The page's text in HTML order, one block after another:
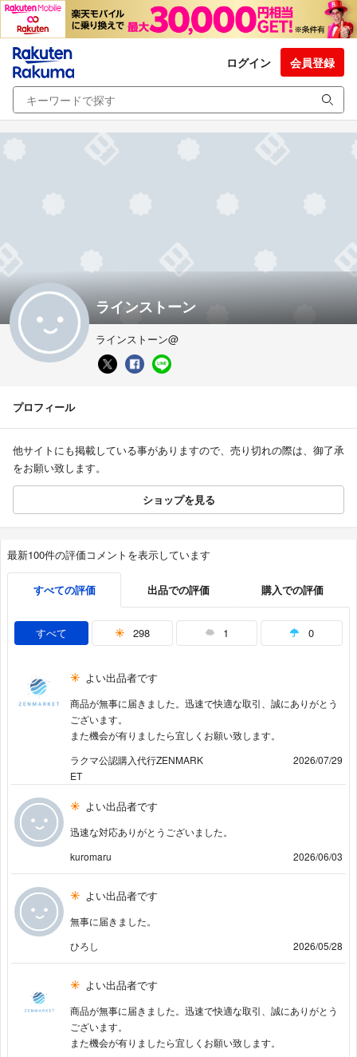
ログイン 会員登録
ラインストーン
ラインストーン@
プロフィール
他サイトにも掲載している事がありますので、売り切れの際は、御了承
をお願い致します。
ショップを見る
最新100件の評価コメントを表示しています
すべての評価 出品での評価 購入での評価
すべて 298 1 0
よい出品者です
商品が無事に届きました。迅速で快適な取引、誠にありがとう
ございます。
また機会が有りましたら宜しくお願い致します。
ラクマ公認購入代行ZENMARK
ET
2026/07/29
よい出品者です
迅速な対応ありがとうございました。
kuromaru
2026/06/03
よい出品者です
無事に届きました。
ひろし
2026/05/28
よい出品者です
商品が無事に届きました。迅速で快適な取引、誠にありがとう
ございます。
また機会が有りましたら宜しくお願い致します。